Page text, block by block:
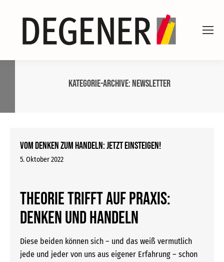
Kategorie-Archive:Newsletter
Vom Denken zum Handeln: Jetzt einsteigen!
5. Oktober 2022
Theorie trifft auf Praxis:
Denken und Handeln
Diese beiden können sich – und das weiß vermutlich
jede und jeder von uns aus eigener Erfahrung – schon